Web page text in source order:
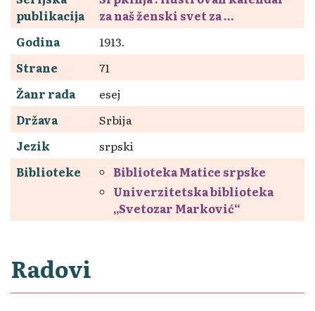
publikacija
za naš ženski svet za ...
Godina
1913.
Strane
71
Žanr rada
esej
Država
Srbija
Jezik
srpski
Biblioteke
Biblioteka Matice srpske
Univerzitetska biblioteka
„Svetozar Marković“
Radovi